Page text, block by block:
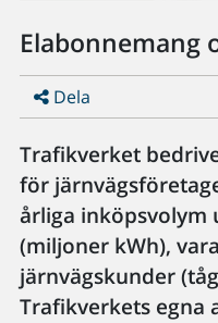
Elabonnemang
Dela
Trafikverket
för
årliga inköpsvolym
(miljoner kWh),
järnvägskunder
Trafikverkets egna